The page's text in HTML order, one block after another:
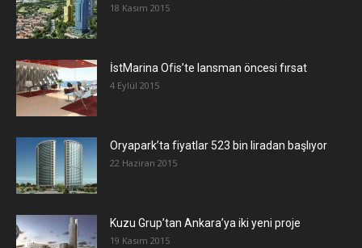
18 Kasım 2015
İstMarina Ofis’te lansman öncesi fırsat
4 Eylül 2015
Oryapark’ta fiyatlar 523 bin liradan başlıyor
22 Haziran 2015
​Kuzu Grup’tan Ankara’ya iki yeni proje
19 Kasım 2015